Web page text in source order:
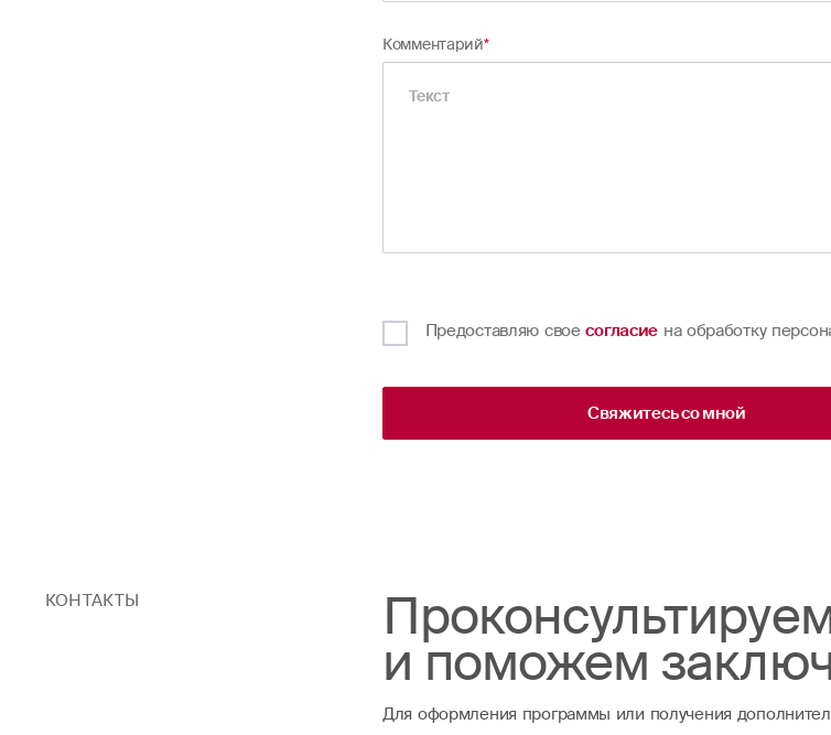
расходы на оплату ремонтных работ;
разумные и целесообразные расходы на
проведения ремонтных работ и/или контейнера от
повреждения к месту проведения ремонта;
Комментарий*
Предоставляю своесогласие на обработку
Свяжитесь со мной
и поможем
Для оформления программы или получения
КОНТАКТЫ